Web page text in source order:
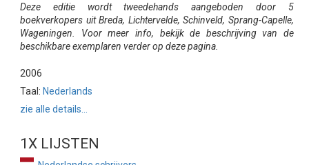
Deze editie wordt tweedehands aangeboden door 5
boekverkopers uit Breda, Lichtervelde, Schinveld, Sprang-Capelle,
Wageningen. Voor meer info, bekijk de beschrijving van de
beschikbare exemplaren verder op deze pagina.
2006
Taal: Nederlands
zie alle details...
1X LIJSTEN